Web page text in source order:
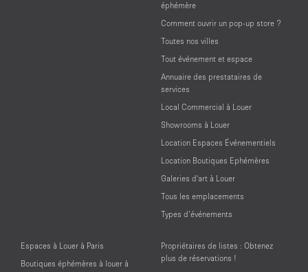
éphémère
Comment ouvrir un pop-up store ?
Toutes nos villes
Tout événement et espace
Annuaire des prestataires de
services
Local Commercial à Louer
Showrooms à Louer
Location Espaces Événementiels
Location Boutiques Ephémères
Galeries d'art à Louer
Tous les emplacements
Types d’événements
Espaces à Louer à Paris
Boutiques éphémères à louer à
Propriétaires de listes : Obtenez
plus de réservations !